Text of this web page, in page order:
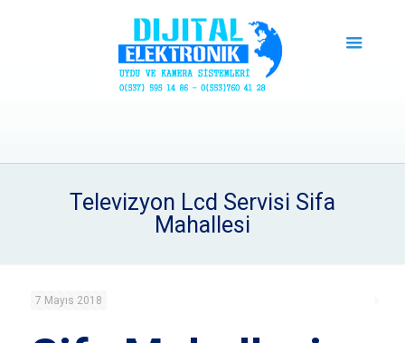
Televizyon Lcd Servisi Sifa
Mahallesi
7 Mayıs 2018